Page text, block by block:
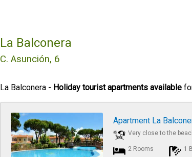
La Balconera
C. Asunción, 6
La Balconera - Holiday tourist apartments available
Apartment La
Very close to the
2 Rooms 1